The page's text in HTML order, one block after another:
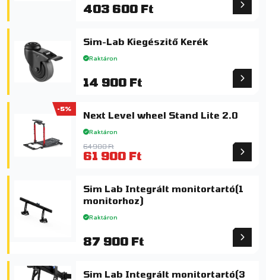
403 600 Ft
Sim-Lab Kiegészitő Kerék
Raktáron
14 900 Ft
-5%
Next Level wheel Stand Lite 2.0
Raktáron
64 900 Ft
61 900 Ft
Sim Lab Integrált monitortartó(1
monitorhoz)
Raktáron
87 900 Ft
Sim Lab Integrált monitortartó(3